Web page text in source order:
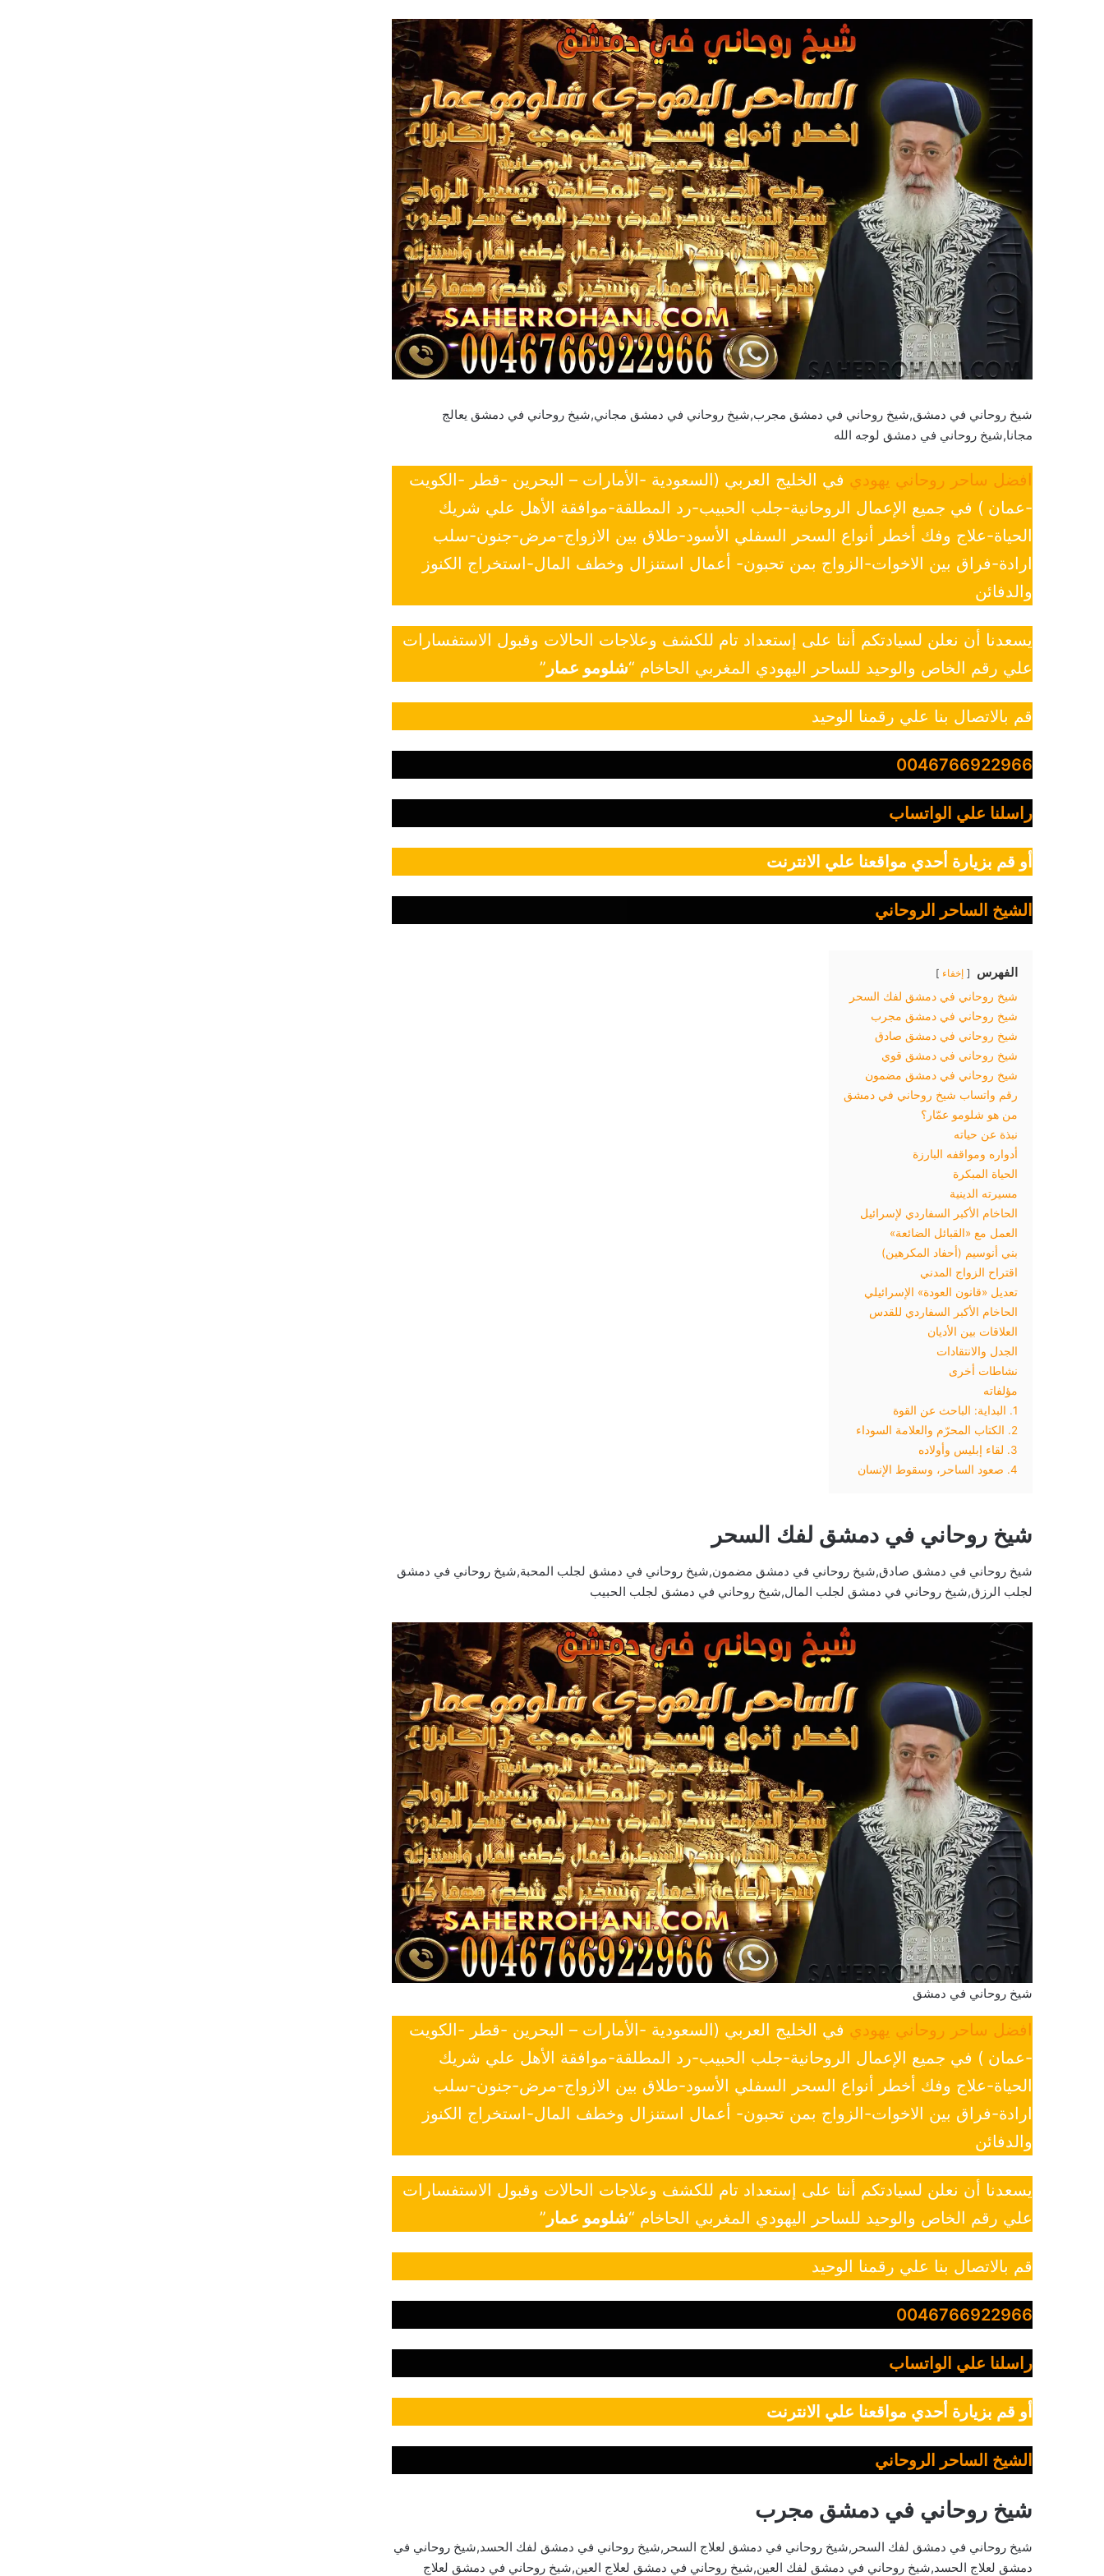
شيخ روحاني في دمشق,شيخ روحاني في دمشق مجرب,شيخ روحاني في دمشق مجاني,شيخ روحاني في دمشق يعالج
مجانا,شيخ روحاني في دمشق لوجه الله
افضل ساحر روحاني يهودي في الخليج العربي (السعودية -الأمارات – البحرين -قطر -الكويت
-عمان ) في جميع الإعمال الروحانية-جلب الحبيب-رد المطلقة-موافقة الأهل علي شريك
الحياة-علاج وفك أخطر أنواع السحر السفلي الأسود-طلاق بين الازواج-مرض-جنون-سلب
ارادة-فراق بين الاخوات-الزواج بمن تحبون- أعمال استنزال وخطف المال-استخراج الكنوز
والدفائن
يسعدنا أن نعلن لسيادتكم أننا على إستعداد تام للكشف وعلاجات الحالات وقبول الاستفسارات
علي رقم الخاص والوحيد للساحر اليهودي المغربي الحاخام “شلومو عمار ”
قم بالاتصال بنا علي رقمنا الوحيد
0046766922966
راسلنا علي الواتساب
أو قم بزيارة أحدي مواقعنا علي الانترنت
الشيخ الساحر الروحاني
الفهرس إخفاء
شيخ روحاني في دمشق لفك السحر
شيخ روحاني في دمشق مجرب
شيخ روحاني في دمشق صادق
شيخ روحاني في دمشق قوي
شيخ روحاني في دمشق مضمون
رقم واتساب شيخ روحاني في دمشق
من هو شلومو عمّار؟
نبذة عن حياته
أدواره ومواقفه البارزة
الحياة المبكرة
مسيرته الدينية
الحاخام الأكبر السفاردي لإسرائيل
العمل مع «القبائل الضائعة»
بني أنوسيم (أحفاد المكرهين)
اقتراح الزواج المدني
تعديل «قانون العودة» الإسرائيلي
الحاخام الأكبر السفاردي للقدس
العلاقات بين الأديان
الجدل والانتقادات
نشاطات أخرى
مؤلفاته
1. البداية: الباحث عن القوة
2. الكتاب المحرّم والعلامة السوداء
3. لقاء إبليس وأولاده
4. صعود الساحر، وسقوط الإنسان
شيخ روحاني في دمشق لفك السحر
شيخ روحاني في دمشق صادق,شيخ روحاني في دمشق مضمون,شيخ روحاني في دمشق لجلب المحبة,شيخ روحاني في دمشق
لجلب الرزق,شيخ روحاني في دمشق لجلب المال,شيخ روحاني في دمشق لجلب الحبيب
شيخ روحاني في دمشق
افضل ساحر روحاني يهودي في الخليج العربي (السعودية -الأمارات – البحرين -قطر -الكويت
-عمان ) في جميع الإعمال الروحانية-جلب الحبيب-رد المطلقة-موافقة الأهل علي شريك
الحياة-علاج وفك أخطر أنواع السحر السفلي الأسود-طلاق بين الازواج-مرض-جنون-سلب
ارادة-فراق بين الاخوات-الزواج بمن تحبون- أعمال استنزال وخطف المال-استخراج الكنوز
والدفائن
يسعدنا أن نعلن لسيادتكم أننا على إستعداد تام للكشف وعلاجات الحالات وقبول الاستفسارات
علي رقم الخاص والوحيد للساحر اليهودي المغربي الحاخام “شلومو عمار ”
قم بالاتصال بنا علي رقمنا الوحيد
0046766922966
راسلنا علي الواتساب
أو قم بزيارة أحدي مواقعنا علي الانترنت
الشيخ الساحر الروحاني
شيخ روحاني في دمشق مجرب
شيخ روحاني في دمشق لفك السحر,شيخ روحاني في دمشق لعلاج السحر,شيخ روحاني في دمشق لفك الحسد,شيخ روحاني في
دمشق لعلاج الحسد,شيخ روحاني في دمشق لفك العين,شيخ روحاني في دمشق لعلاج العين,شيخ روحاني في دمشق لعلاج